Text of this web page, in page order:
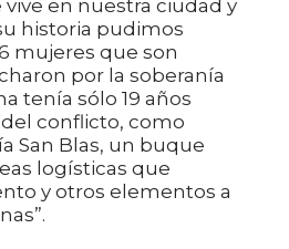
en nuestra ciudad y
historia pudimos
mujeres que son
por la soberanía
tenía sólo 19 años
conflicto, como
San Blas, un buque
logísticas que
y otros elementos a